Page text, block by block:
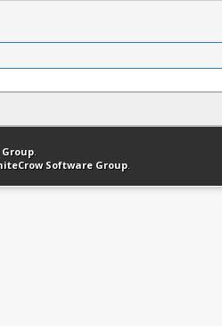
en haut Version bas-débit
Group.
Software Group.